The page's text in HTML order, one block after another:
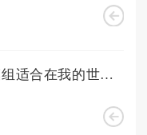
哪些枪械模组适合在我的世界中使用